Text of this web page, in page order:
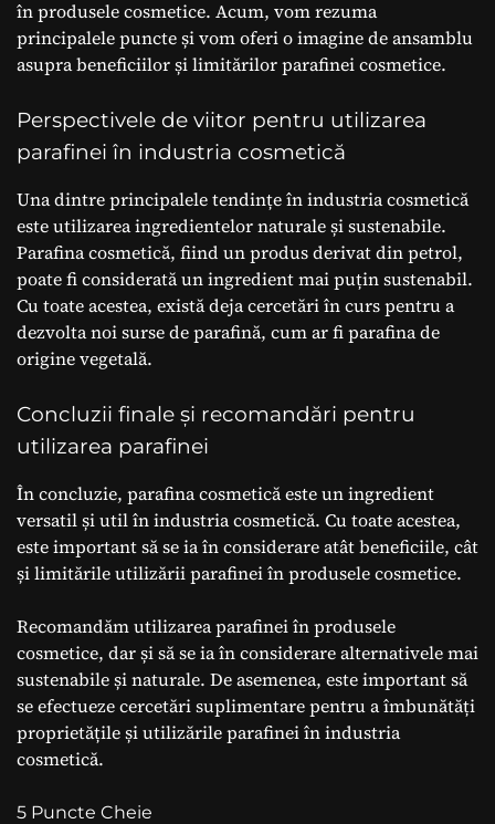
în produsele cosmetice. Acum, vom rezuma
principalele puncte și vom oferi o imagine de ansamblu
asupra beneficiilor și limitărilor parafinei cosmetice.
Perspectivele de viitor pentru utilizarea
parafinei în industria cosmetică
Una dintre principalele tendințe în industria cosmetică
este utilizarea ingredientelor naturale și sustenabile.
Parafina cosmetică, fiind un produs derivat din petrol,
poate fi considerată un ingredient mai puțin sustenabil.
Cu toate acestea, există deja cercetări în curs pentru a
dezvolta noi surse de parafină, cum ar fi parafina de
origine vegetală.
Concluzii finale și recomandări pentru
utilizarea parafinei
În concluzie, parafina cosmetică este un ingredient
versatil și util în industria cosmetică. Cu toate acestea,
este important să se ia în considerare atât beneficiile, cât
și limitările utilizării parafinei în produsele cosmetice.
Recomandăm utilizarea parafinei în produsele
cosmetice, dar și să se ia în considerare alternativele mai
sustenabile și naturale. De asemenea, este important să
se efectueze cercetări suplimentare pentru a îmbunătăți
proprietățile și utilizările parafinei în industria
cosmetică.
5 Puncte Cheie